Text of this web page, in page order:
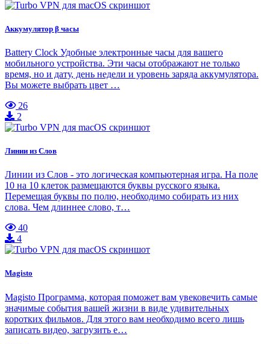
Аккумулятор β часы
Battery Clock Удобные электронные часы для вашего
мобильного устройства. Эти часы отображают не только
время, но и дату, день недели и уровень заряда аккумулятора.
Вы можете выбрать цвет …
26
2
Линии из Слов
Линии из Слов - это логическая компьютерная игра. На поле
10 на 10 клеток размещаются буквы русского языка.
Перемещая буквы по полю, необходимо собирать из них
слова. Чем длиннее слово, т…
40
4
Magisto
Magisto Программа, которая поможет вам увековечить самые
значимые события вашей жизни в виде удивительных
коротких фильмов. Для этого вам необходимо всего лишь
записать видео, загрузить е…